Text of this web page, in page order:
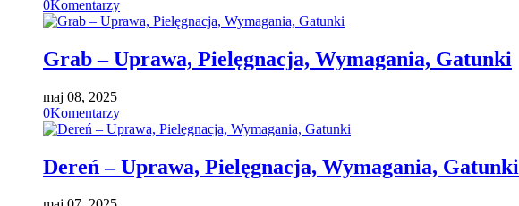
0Komentarzy
Grab – Uprawa, Pielęgnacja, Wymagania, Gatunki
maj 08, 2025
0Komentarzy
Dereń – Uprawa, Pielęgnacja, Wymagania, Gatunki